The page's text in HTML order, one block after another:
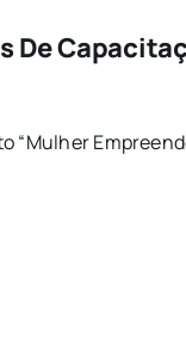
De
“Mulher